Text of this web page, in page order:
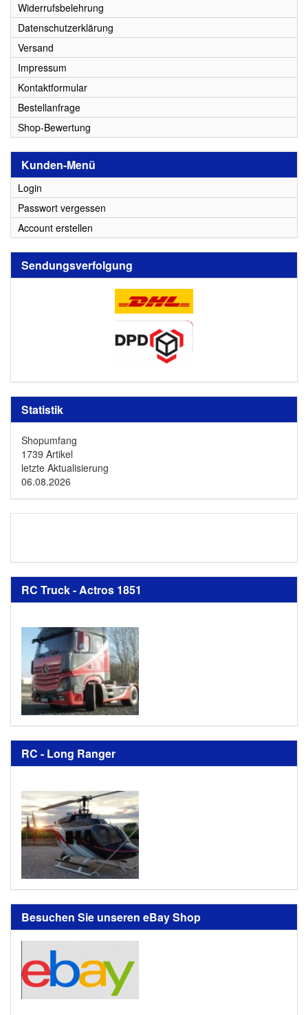
Widerrufsbelehrung
Datenschutzerklärung
Versand
Impressum
Kontaktformular
Bestellanfrage
Shop-Bewertung
Kunden-Menü
Login
Passwort vergessen
Account erstellen
Sendungsverfolgung
Statistik
Shopumfang
1739 Artikel
letzte Aktualisierung
06.08.2026
RC Truck - Actros 1851
RC - Long Ranger
Besuchen Sie unseren eBay Shop